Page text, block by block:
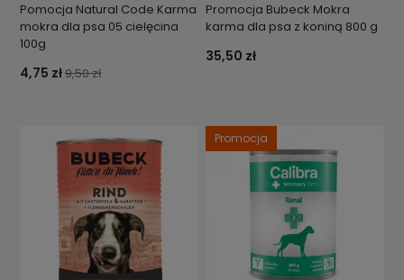
Pomocja Natural Code Karma
mokra dla psa 05 cielęcina
100g
4,75 zł9,50 zł
Promocja Bubeck Mokra
karma dla psa z koniną 800 g
35,50 zł
Promocja